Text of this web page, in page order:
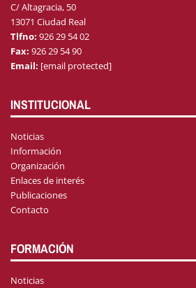
C/ Altagracia, 50
13071 Ciudad Real
Tlfno: 926 29 54 02
Fax: 926 29 54 90
Email: [email protected]
INSTITUCIONAL
Noticias
Información
Organización
Enlaces de interés
Publicaciones
Contacto
FORMACIÓN
Noticias